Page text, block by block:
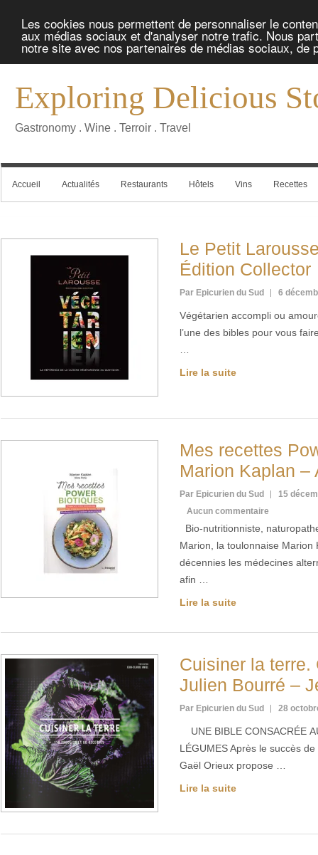
Les cookies nous permettent de personnaliser le
aux médias sociaux et d'analyser notre trafic. Nous
notre site avec nos partenaires de médias sociaux, de
Exploring Delicious
Gastronomy . Wine . Terroir . Travel
Accueil Actualités Restaurants Hôtels Vins Recettes
Le Petit
Édition Collector
Par Epicurien du Sud 6
Végétarien accompli ou
l’une des bibles pour vous
Lire la suite
Mes recettes
Marion Kaplan –
Par Epicurien du Sud
15
Aucun commentaire
Bio-nutritionniste,
Marion, la toulonnaise
décennies les médecines
afin …
Lire la suite
Cuisiner la terre.
Julien Bourré –
Par Epicurien du Sud 28
UNE BIBLE CONSACRÉE
LÉGUMES Après le succès
Gaël Orieux propose …
Lire la suite